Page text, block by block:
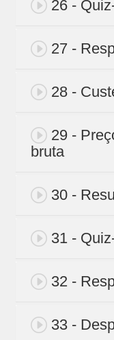
26 -
27 -
28 -
29 -
bruta
30 -
31 -
32 -
33 -